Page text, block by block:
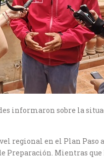
informaron sobre la
regional en el Plan Paso
Preparación. Mientras